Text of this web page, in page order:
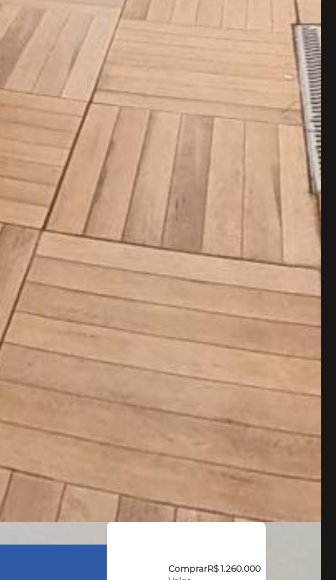
ComprarR$ 1.260.000